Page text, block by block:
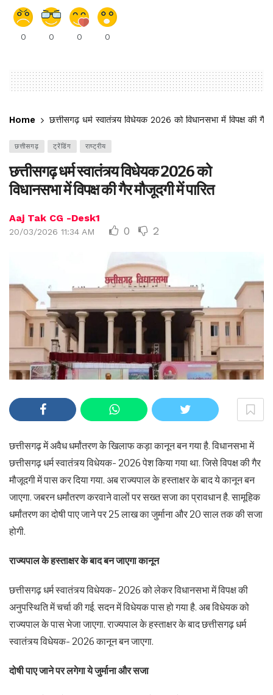
0 0 0 0
Home छत्तीसगढ़ धर्म स्वातंत्र्य विधेयक 2026 को विधानसभा में विपक्ष की गैर
छत्तीसगढ़ ट्रेंडिंग राष्ट्रीय
छत्तीसगढ़ धर्म स्वातंत्र्य विधेयक 2026 को
विधानसभा में विपक्ष की गैर मौजूदगी में पारित
Aaj Tak CG -Desk1
20/03/2026 11:34 AM 0 2
छत्तीसगढ़ में अवैध धर्मांतरण के खिलाफ कड़ा कानून बन गया है. विधानसभा में
छत्तीसगढ़ धर्म स्वातंत्र्य विधेयक- 2026 पेश किया गया था. जिसे विपक्ष की गैर
मौजूदगी में पास कर दिया गया. अब राज्यपाल के हस्ताक्षर के बाद ये कानून बन
जाएगा. जबरन धर्मांतरण करवाने वालों पर सख्त सजा का प्रावधान है. सामूहिक
धर्मांतरण का दोषी पाए जाने पर 25 लाख का जुर्माना और 20 साल तक की सजा
होगी.
राज्यपाल के हस्ताक्षर के बाद बन जाएगा कानून
छत्तीसगढ़ धर्म स्वातंत्र्य विधेयक- 2026 को लेकर विधानसभा में विपक्ष की
अनुपस्थिति में चर्चा की गई. सदन में विधेयक पास हो गया है. अब विधेयक को
राज्यपाल के पास भेजा जाएगा. राज्यपाल के हस्ताक्षर के बाद छत्तीसगढ़ धर्म
स्वातंत्र्य विधेयक- 2026 कानून बन जाएगा.
दोषी पाए जाने पर लगेगा ये जुर्माना और सजा